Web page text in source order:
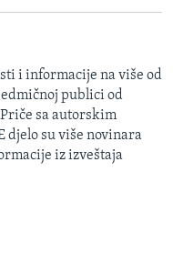
i informacije na više od
publici od
sa autorskim
djelo su više novinara
iz izveštaja